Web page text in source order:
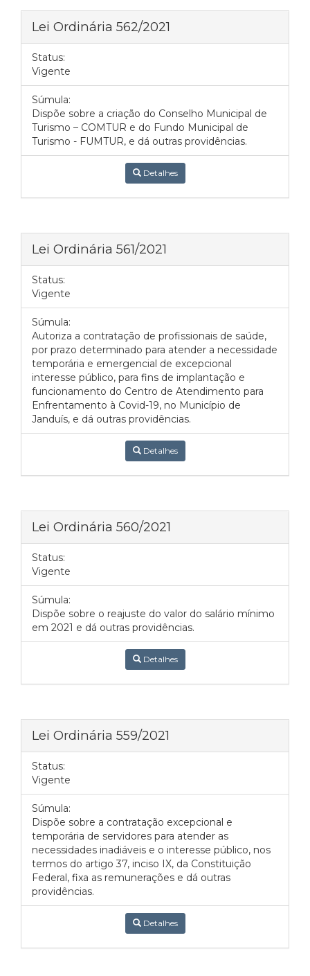
Lei Ordinária 562/2021
Status:
Vigente
Súmula:
Dispõe sobre a criação do Conselho Municipal de
Turismo – COMTUR e do Fundo Municipal de
Turismo - FUMTUR, e dá outras providências.
Detalhes
Lei Ordinária 561/2021
Status:
Vigente
Súmula:
Autoriza a contratação de profissionais de saúde,
por prazo determinado para atender a necessidade
temporária e emergencial de excepcional
interesse público, para fins de implantação e
funcionamento do Centro de Atendimento para
Enfrentamento à Covid-19, no Município de
Janduís, e dá outras providências.
Detalhes
Lei Ordinária 560/2021
Status:
Vigente
Súmula:
Dispõe sobre o reajuste do valor do salário mínimo
em 2021 e dá outras providências.
Detalhes
Lei Ordinária 559/2021
Status:
Vigente
Súmula:
Dispõe sobre a contratação excepcional e
temporária de servidores para atender as
necessidades inadiáveis e o interesse público, nos
termos do artigo 37, inciso IX, da Constituição
Federal, fixa as remunerações e dá outras
providências.
Detalhes